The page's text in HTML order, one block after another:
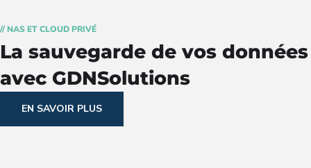
// NAS ET CLOUD PRIVÉ
La sauvegarde de vos données
avec GDNSolutions
EN SAVOIR PLUS